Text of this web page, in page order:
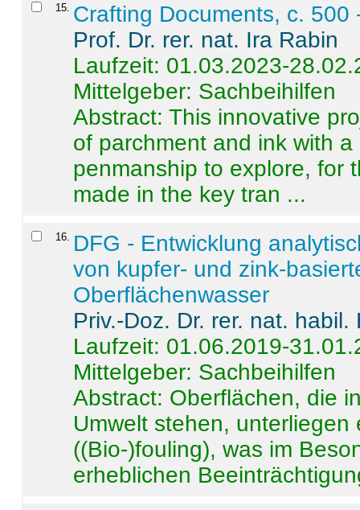
15 Crafting Documents, c. 500
Prof. Dr. rer. nat. Ira Rabin
Laufzeit: 01.03.2023-
Mittelgeber: Sachbeihilfen
Abstract:This innovative
of parchment and ink with
penmanship to explore, for
made in the key tran ...
16
DFG - Entwicklung
von kupfer- und zink-
Oberflächenwasser
Priv.-Doz. Dr. rer. nat.
Laufzeit: 01.06.2019-
Mittelgeber: Sachbeihilfen
Abstract: Oberflächen, die
Umwelt stehen,
((Bio-)fouling), was im
erheblichen